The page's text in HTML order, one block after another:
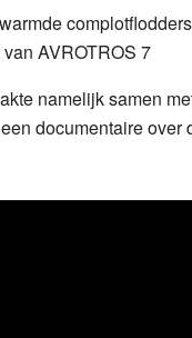
namelijk samen
documentaire over